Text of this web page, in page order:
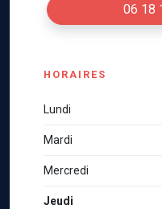
06 18
HORAIRES
Lundi
Mardi
Mercredi
Jeudi